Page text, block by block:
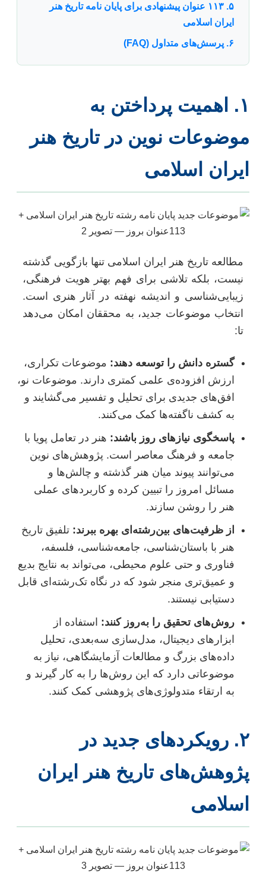
۵. ۱۱۳ عنوان پیشنهادی برای پایان نامه تاریخ هنر
ایران اسلامی
۱. اهمیت پرداختن به
نوین در تاریخ هنر
اسلامی
مطالعه تاریخ هنر ایران اسلامی تنها بازگویی گذشته
نیست، بلکه تلاشی برای فهم بهتر هویت فرهنگی،
زیبایی‌شناسی و اندیشه نهفته در آثار هنری است.
انتخاب موضوعات جدید، به محققان امکان می‌دهد
گستره دانش را توسعه دهند:موضوعات تکراری،
ارزش افزوده‌ی علمی کمتری دارند. موضوعات نو،
افق‌های جدیدی برای تحلیل و تفسیر می‌گشایند و
به کشف ناگفته‌ها کمک می‌کنند.
پاسخگوی نیازهای روز باشند:هنر در تعامل پویا با
جامعه و فرهنگ معاصر است. پژوهش‌های نوین
می‌توانند پیوند میان هنر گذشته و چالش‌ها و
مسائل امروز را تبیین کرده و کاربردهای عملی
هنر را روشن سازند.
از ظرفیت‌های بین‌رشته‌ای بهره ببرند:تلفیق تاریخ
هنر با باستان‌شناسی، جامعه‌شناسی، فلسفه،
فناوری و حتی علوم محیطی، می‌تواند به نتایج بدیع
و عمیق‌تری منجر شود که در نگاه تک‌رشته‌ای قابل
دستیابی نیستند.
روش‌های تحقیق را به‌روز کنند:استفاده از
ابزارهای دیجیتال، مدل‌سازی سه‌بعدی، تحلیل
داده‌های بزرگ و مطالعات آزمایشگاهی، نیاز به
موضوعاتی دارد که این روش‌ها را به کار گیرند و
به ارتقاء متدولوژی‌های پژوهشی کمک کنند.
۲. رویکردهای جدید در
تاریخ هنر ایران